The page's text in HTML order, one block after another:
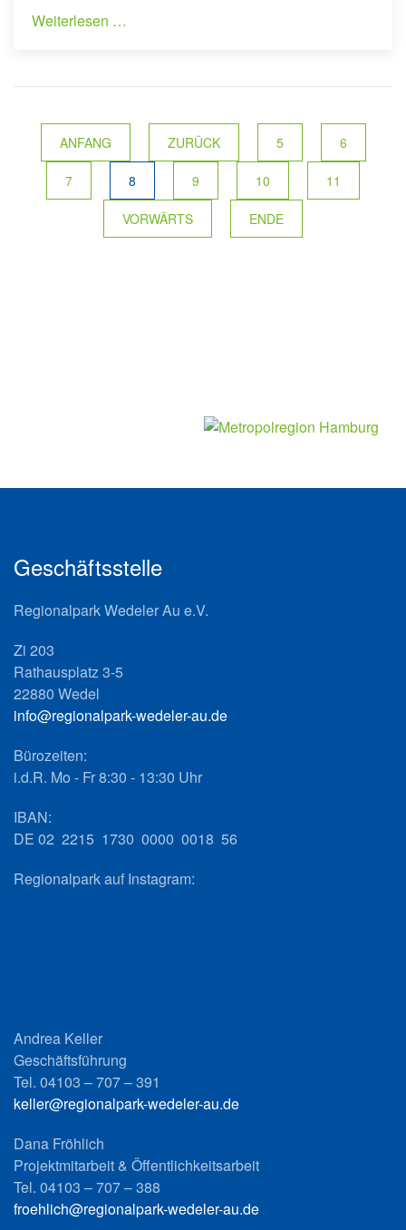
Weiterlesen …
ANFANG ZURÜCK 5 6
7 8 9 10 11
VORWÄRTS ENDE
Geschäftsstelle
Regionalpark Wedeler Au e.V.
Zi 203
Rathausplatz 3-5
22880 Wedel
info@regionalpark-wedeler-au.de
Bürozeiten:
i.d.R. Mo - Fr 8:30 - 13:30 Uhr
IBAN:
DE 02 2215 1730 0000 0018 56
Regionalpark auf Instagram:
Andrea Keller
Geschäftsführung
Tel. 04103 – 707 – 391
keller@regionalpark-wedeler-au.de
Dana Fröhlich
Projektmitarbeit & Öffentlichkeitsarbeit
Tel. 04103 – 707 – 388
froehlich@regionalpark-wedeler-au.de